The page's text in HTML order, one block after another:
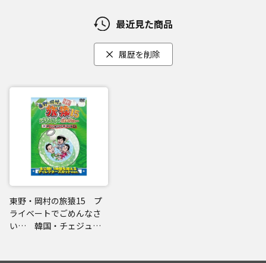
最近見た商品
履歴を削除
東野・岡村の旅猿15 プ
ライベートでごめんなさ
い… 韓国・チェジュ島